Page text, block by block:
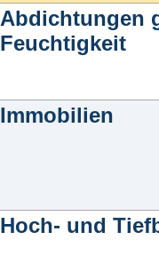
Abdichtungen
Feuchtigkeit
Immobilien
Hoch- und